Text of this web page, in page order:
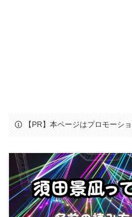
【PR】本ページはプロモーシ